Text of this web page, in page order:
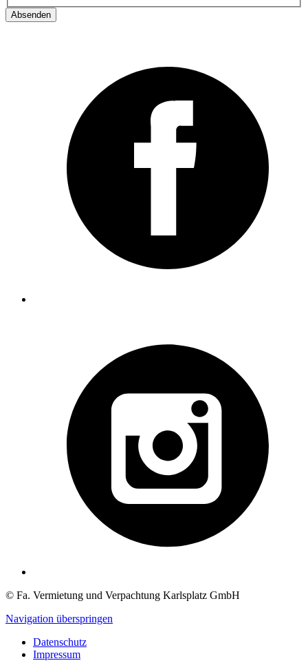
Absenden
© Fa. Vermietung und Verpachtung Karlsplatz GmbH
Navigation überspringen
Datenschutz
Impressum